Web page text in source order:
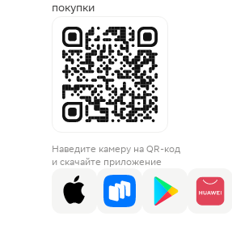
покупки
Наведите камеру на QR-код
и скачайте приложение